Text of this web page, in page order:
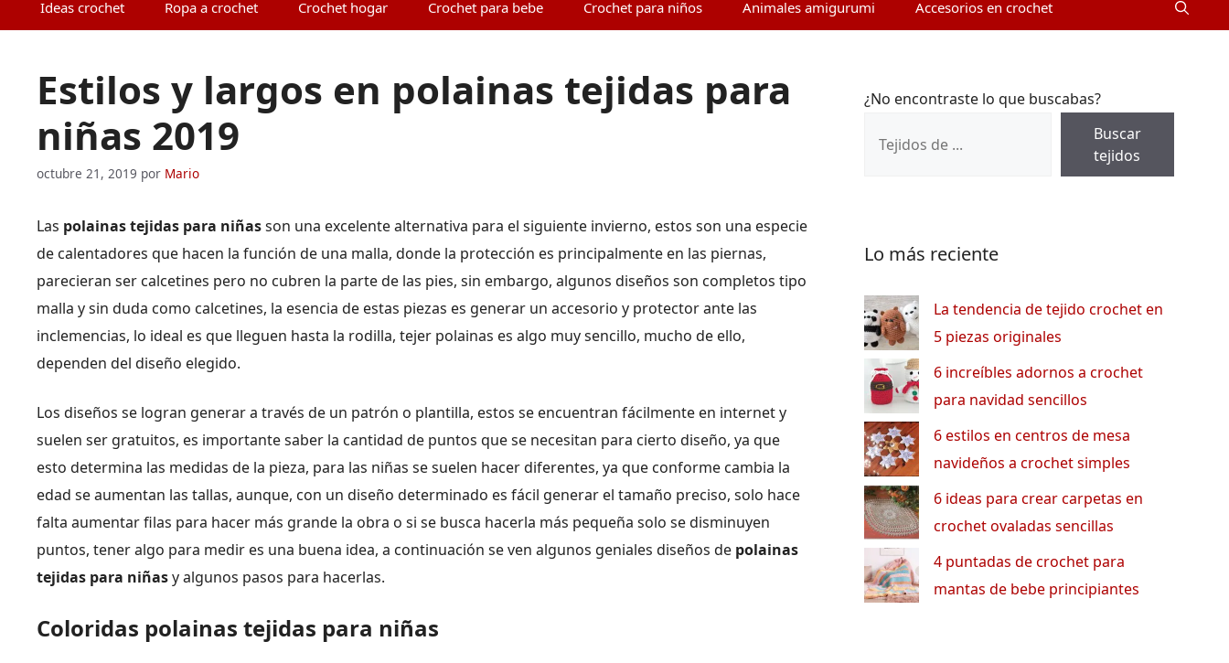
Ideas crochet Ropa a crochet Crochet hogar Crochet para bebe Crochet para niños Animales amigurumi Accesorios en crochet
Estilos y largos en polainas tejidas para
niñas 2019
octubre 21, 2019 por Mario
Las polainas tejidas para niñasson una excelente alternativa para el siguiente invierno, estos son una especie
de calentadores que hacen la función de una malla, donde la protección es principalmente en las piernas,
parecieran ser calcetines pero no cubren la parte de las pies, sin embargo, algunos diseños son completos tipo
malla y sin duda como calcetines, la esencia de estas piezas es generar un accesorio y protector ante las
inclemencias, lo ideal es que lleguen hasta la rodilla, tejer polainas es algo muy sencillo, mucho de ello,
dependen del diseño elegido.
Los diseños se logran generar a través de un patrón o plantilla, estos se encuentran fácilmente en internet y
suelen ser gratuitos, es importante saber la cantidad de puntos que se necesitan para cierto diseño, ya que
esto determina las medidas de la pieza, para las niñas se suelen hacer diferentes, ya que conforme cambia la
edad se aumentan las tallas, aunque, con un diseño determinado es fácil generar el tamaño preciso, solo hace
falta aumentar filas para hacer más grande la obra o si se busca hacerla más pequeña solo se disminuyen
puntos, tener algo para medir es una buena idea, a continuación se ven algunos geniales diseños de polainas
tejidas para niñasy algunos pasos para hacerlas.
Coloridas polainas tejidas para niñas
¿No encontraste lo que buscabas?
Buscar
tejidos
Lo más reciente
La tendencia de tejido crochet en
5 piezas originales
6 increíbles adornos a crochet
para navidad sencillos
6 estilos en centros de mesa
navideños a crochet simples
6 ideas para crear carpetas en
crochet ovaladas sencillas
4 puntadas de crochet para
mantas de bebe principiantes